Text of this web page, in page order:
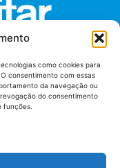
como cookies para
consentimento com essas
da navegação ou
do consentimento
funções.
Externo -
Sul), Qd. 04, Lt. 01
Sala S04